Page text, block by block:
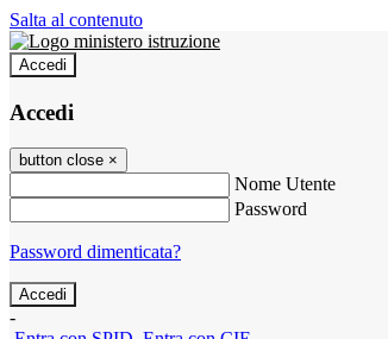
Salta al contenuto
Accedi
Accedi
button close ×
Nome Utente
Password
Password dimenticata?
-